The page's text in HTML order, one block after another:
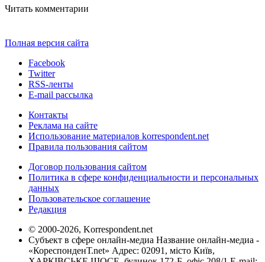
Читать комментарии
Полная версия сайта
Facebook
Twitter
RSS-ленты
E-mail рассылка
Контакты
Реклама на сайте
Использование материалов korrespondent.net
Правила пользования сайтом
Договор пользования сайтом
Политика в сфере конфиденциальности и персональных
данных
Пользовательское соглашение
Редакция
© 2000-2026, Korrespondent.net
Субъект в сфере онлайн-медиа Название онлайн-медиа -
«КореспонденТ.net» Адрес: 02091, місто Київ,